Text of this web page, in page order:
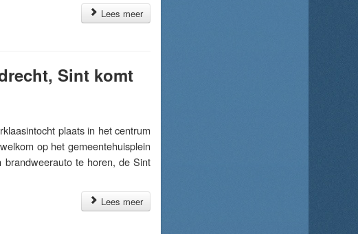
Lees meer
Sint komt
plaats in het centrum
op het gemeentehuisplein
te horen, de Sint
Lees meer